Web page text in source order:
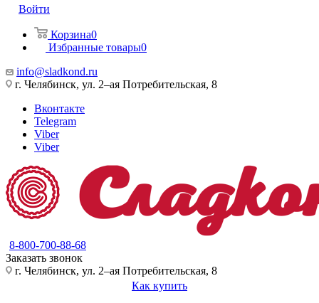
Войти
Корзина0
Избранные товары0
info@sladkond.ru
г. Челябинск, ул. 2–ая Потребительская, 8
Вконтакте
Telegram
Viber
Viber
8-800-700-88-68
Заказать звонок
г. Челябинск, ул. 2–ая Потребительская, 8
Как купить